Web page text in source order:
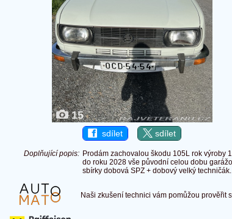
15
sdílet sdílet
Doplňující popis: Prodám zachovalou škodu 105L rok výroby
do roku 2028 vše původní celou dobu
sbírky dobová SPZ + dobový velký
Naši zkušení technici vám pomůžou prověřit